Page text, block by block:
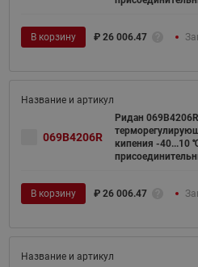
В корзину ₽ 26 006.47
069B4206R
Ридан
кипения -40...10
В корзину ₽ 26 006.47